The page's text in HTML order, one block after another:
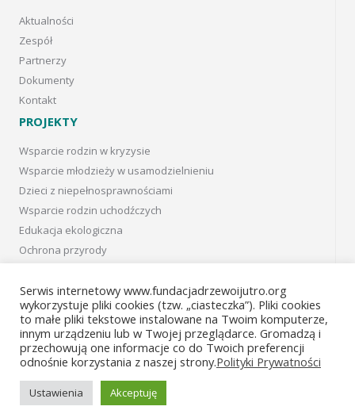
Aktualności
Zespół
Partnerzy
Dokumenty
Kontakt
PROJEKTY
Wsparcie rodzin w kryzysie
Wsparcie młodzieży w usamodzielnieniu
Dzieci z niepełnosprawnościami
Wsparcie rodzin uchodźczych
Edukacja ekologiczna
Ochrona przyrody
Projects in Canada
Projekty archiwalne
Facebook
Instagram
Serwis internetowy www.fundacjadrzewoijutro.org
wykorzystuje pliki cookies (tzw. „ciasteczka”). Pliki cookies
to małe pliki tekstowe instalowane na Twoim komputerze,
innym urządzeniu lub w Twojej przeglądarce. Gromadzą i
przechowują one informacje co do Twoich preferencji
odnośnie korzystania z naszej strony.Polityki Prywatności
Ustawienia Akceptuję